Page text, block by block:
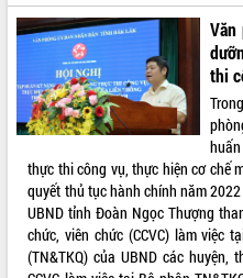
Du lịch Đắk Lắk nâng tầm trải nghiệm
du khách thông qua Hệ thống cơ sở dữ
liệu và Bản đồ số
Tập huấn ứng dụng trí tuệ nhân tạo (AI)
trong thương mại điện tử năm 2026
Đoàn đại biểu Quốc hội tỉnh Đắk Lắk
trao đổi thông tin trước Kỳ họp thứ
nhất, Quốc hội khóa XVI
Quyết liệt cải cách hành chính, khơi
thông nguồn lực phát triển
Nâng cao hiệu lực, hiệu quả HĐND
thi
thực thi công vụ, thực hiện cơ chế
quyết thủ tục hành chính năm
UBND tỉnh Đoàn Ngọc Thượng
chức, viên chức (CCVC) làm việc
(TN&TKQ) của UBND các huyện,